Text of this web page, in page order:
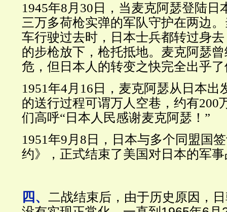
1945年8月30日，当麦克阿瑟登陆日
三万多荷枪实弹的军队守护在两边
车行驶过去时，日本士兵都转过身
的步枪放下，枪托抵地。麦克阿瑟
危，但日本人的转变之快完全出乎
1951年4月16日，麦克阿瑟从日本出
的送行过程可谓万人空巷，约有200
们高呼“日本人民感谢麦克阿瑟！”
1951年9月8日，日本与多个同盟国
约》，正式结束了美国对日本的军
四、 二战结束后，由于历史原因，